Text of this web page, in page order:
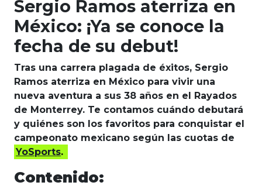
Sergio Ramos aterriza en
México: ¡Ya se conoce la
fecha de su debut!
Tras una carrera plagada de éxitos, Sergio
Ramos aterriza en México para vivir una
nueva aventura a sus 38 años en el Rayados
de Monterrey. Te contamos cuándo debutará
y quiénes son los favoritos para conquistar el
campeonato mexicano según las cuotas de
YoSports.
Contenido: